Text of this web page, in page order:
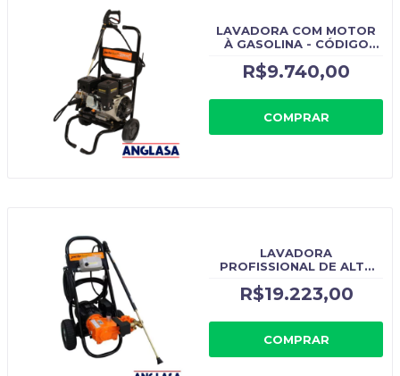
LAVADORA COM MOTOR
À GASOLINA - CÓDIGO
R$9.740,00
COMPRAR
LAVADORA
PROFISSIONAL DE ALTA
TRIFÁSICO 380 V JACTO
CLEAN - CÓDIGO
ORIGINAL: J12000
R$19.223,00
COMPRAR